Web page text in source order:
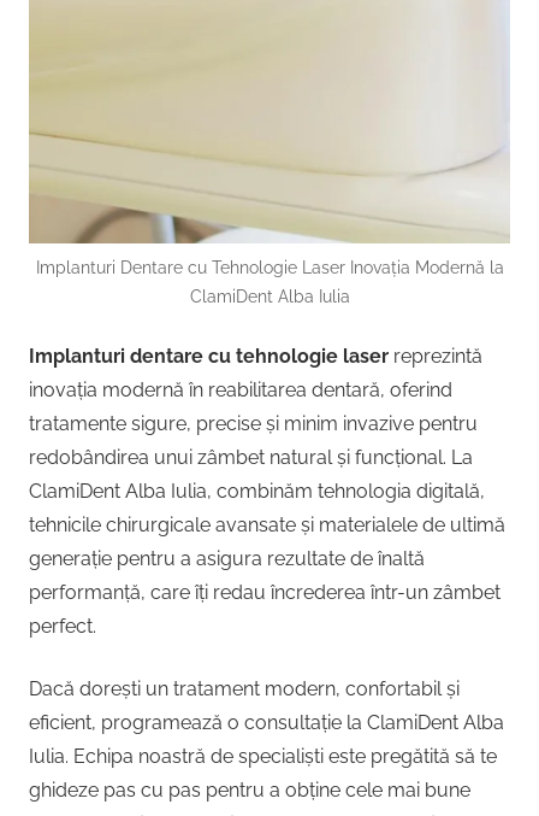
Implanturi Dentare cu Tehnologie Laser Inovația Modernă la
ClamiDent Alba Iulia
Implanturi dentare cu tehnologie laser reprezintă
inovația modernă în reabilitarea dentară, oferind
tratamente sigure, precise și minim invazive pentru
redobândirea unui zâmbet natural și funcțional. La
ClamiDent Alba Iulia, combinăm tehnologia digitală,
tehnicile chirurgicale avansate și materialele de ultimă
generație pentru a asigura rezultate de înaltă
performanță, care îți redau încrederea într-un zâmbet
perfect.
Dacă dorești un tratament modern, confortabil și
eficient, programează o consultație la ClamiDent Alba
Iulia. Echipa noastră de specialiști este pregătită să te
ghideze pas cu pas pentru a obține cele mai bune